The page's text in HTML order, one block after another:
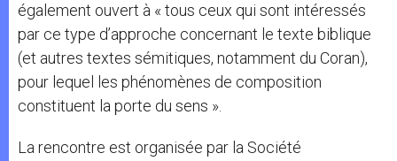
également ouvert à « tous ceux qui sont intéressés
par ce type d’approche concernant le texte biblique
(et autres textes sémitiques, notamment du Coran),
pour lequel les phénomènes de composition
constituent la porte du sens ».
La rencontre est organisée par la Société